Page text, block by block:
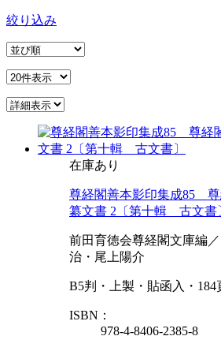
絞り込み
在庫あり
尊経閣善本影印集成85
纂文書 2〔第十輯 古文書
前田育徳会尊経閣文庫編
治・尾上陽介
B5判・上製・貼函入・184
ISBN：
978-4-8406-2385-8